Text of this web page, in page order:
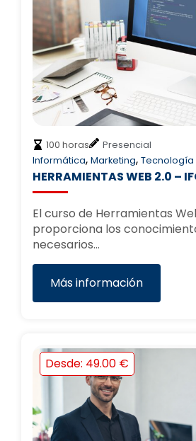
100 horas
Presencial
Informática, Marketing, Tecnología
HERRAMIENTAS WEB 2.0 –
El curso de Herramientas
proporciona los
necesarios…
Más información
Desde: 49.00 €